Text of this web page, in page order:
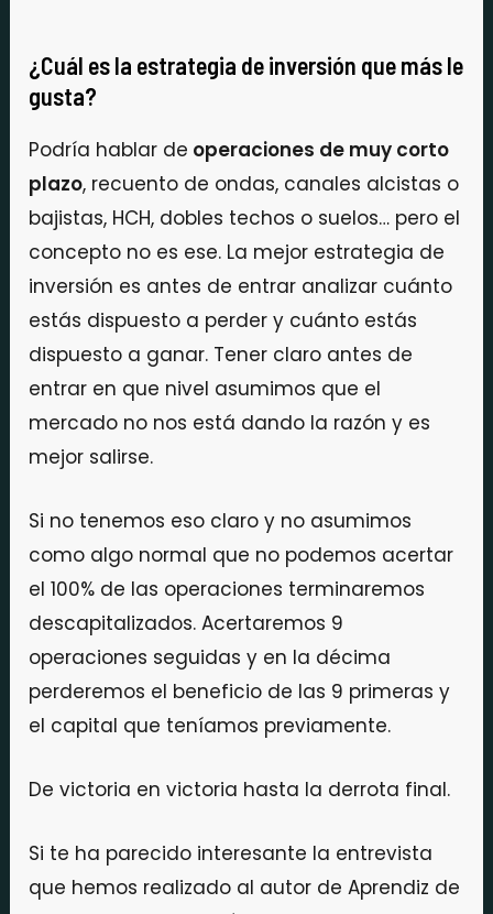
¿Cuál es la estrategia de inversión que más le
gusta?
Podría hablar de operaciones de muy corto
plazo, recuento de ondas, canales alcistas o
bajistas, HCH, dobles techos o suelos… pero el
concepto no es ese. La mejor estrategia de
inversión es antes de entrar analizar cuánto
estás dispuesto a perder y cuánto estás
dispuesto a ganar. Tener claro antes de
entrar en que nivel asumimos que el
mercado no nos está dando la razón y es
mejor salirse.
Si no tenemos eso claro y no asumimos
como algo normal que no podemos acertar
el 100% de las operaciones terminaremos
descapitalizados. Acertaremos 9
operaciones seguidas y en la décima
perderemos el beneficio de las 9 primeras y
el capital que teníamos previamente.
De victoria en victoria hasta la derrota final.
Si te ha parecido interesante la entrevista
que hemos realizado al autor de Aprendiz de